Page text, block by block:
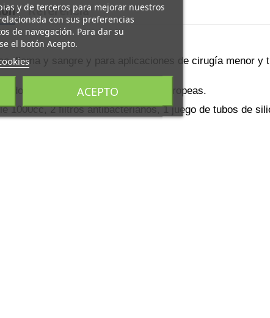
Referencia
flema y sangre y para aplicaciones de cirugía menor y
con las normas de seguridad europeas.
1000cc, 2 filtros antibacterianos, 1 juego de tubos de
y de terceros para mejorar nuestros
con sus preferencias
de navegación. Para dar su
el botón Acepto.
ACEPTO